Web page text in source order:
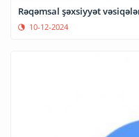
Rəqəmsal şəxsiyyət
10-12-2024